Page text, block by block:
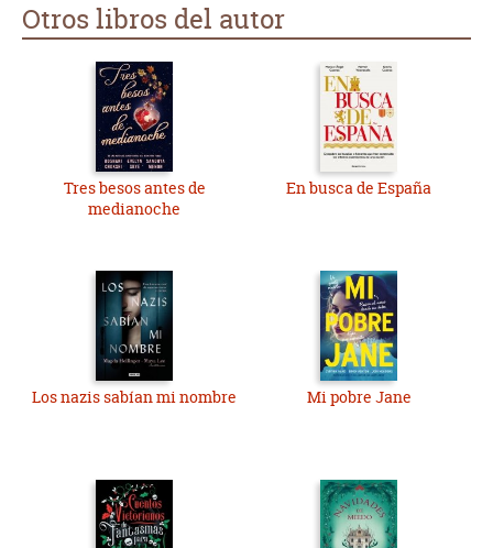
Otros libros del autor
Tres besos antes de
medianoche
En busca de España
Los nazis sabían mi nombre Mi pobre Jane